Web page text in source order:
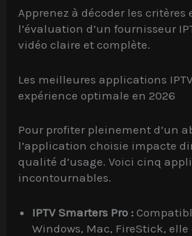
Apprenez à décoder les critères
l’évaluation d’un fournisseur
vidéo claire et complète.
Les meilleures applications
expérience optimale en 2026
Pour profiter pleinement d’un
l’application choisie impacte
qualité d’usage. Voici cinq
incontournables.
IPTV Smarters Pro :
Windows, Mac, FireStick,